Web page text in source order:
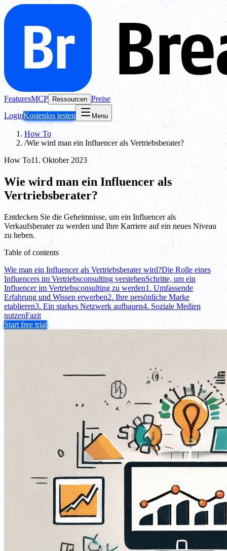
FeaturesMCP Ressourcen Preise
LoginKostenlos testen Menu
How To
/Wie wird man ein Influencer als Vertriebsberater?
How To11. Oktober 2023
Wie wird man ein Influencer als
Vertriebsberater?
Entdecken Sie die Geheimnisse, um ein Influencer als
Verkaufsberater zu werden und Ihre Karriere auf ein neues Niveau
zu heben.
Table of contents
Wie man ein Influencer als Vertriebsberater wird?Die Rolle eines
Influencers im Vertriebsconsulting verstehenSchritte, um ein
Influencer im Vertriebsconsulting zu werden1. Umfassende
Erfahrung und Wissen erwerben2. Ihre persönliche Marke
etablieren3. Ein starkes Netzwerk aufbauen4. Soziale Medien
nutzenFazit
Start free trial